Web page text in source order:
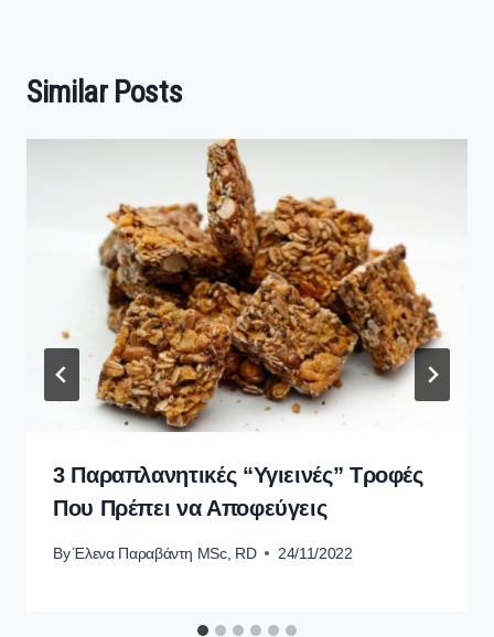
Similar Posts
3 Παραπλανητικές “Υγιεινές” Τροφές
Που Πρέπει να Αποφεύγεις
ByΈλενα Παραβάντη MSc, RD 24/11/2022